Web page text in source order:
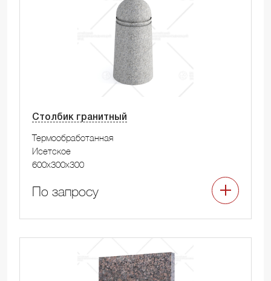
Столбик гранитный
Термообработанная
Исетское
600x300x300
По запросу